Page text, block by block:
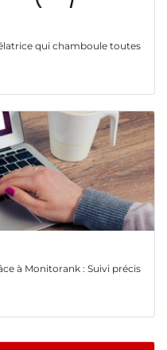
qui chamboule toutes
à Monitorank : Suivi précis